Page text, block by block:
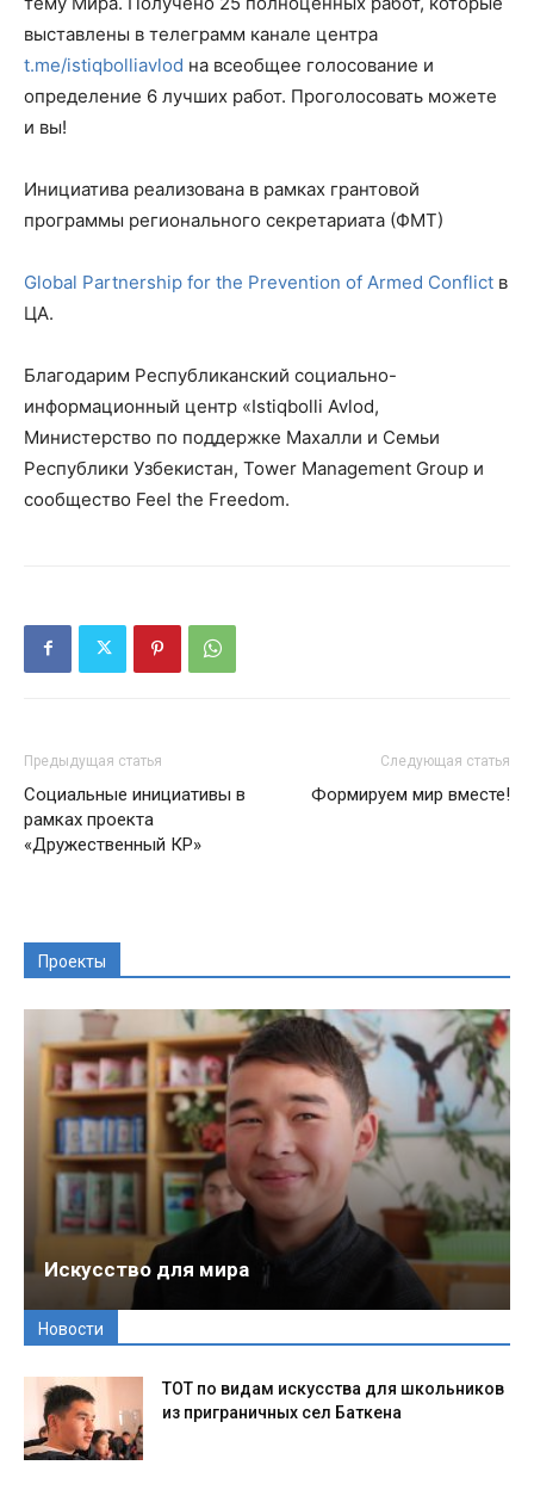
выставлены в телеграмм канале центра
t.me/istiqbolliavlod на всеобщее голосование и
определение 6 лучших работ. Проголосовать можете
и вы!
Инициатива реализована в рамках грантовой
программы регионального секретариата (ФМТ)
Global Partnership for the Prevention of Armed Conflict в
ЦА.
Благодарим Республиканский социально-
информационный центр «Istiqbolli Avlod,
Министерство по поддержке Махалли и Семьи
Республики Узбекистан, Tower Management Group и
сообщество Feel the Freedom.
Предыдущая статья
Социальные инициативы в
рамках проекта
«Дружественный КР»
Следующая статья
Формируем мир вместе!
Проекты
Искусство для мира
Новости
ТОТ по видам искусства для школьников
из приграничных сел Баткена